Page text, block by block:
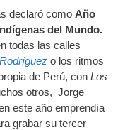
declaró como Año
del Mundo.
todas las calles
o los ritmos
de Perú, con Los
otros, Jorge
este año emprendía
grabar su tercer